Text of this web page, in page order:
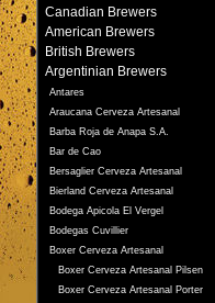
Canadian Brewers
American Brewers
British Brewers
Argentinian Brewers
Antares
Araucana Cerveza Artesanal
Barba Roja de Anapa S.A.
Bar de Cao
Bersaglier Cerveza Artesanal
Bierland Cerveza Artesanal
Bodega Apicola El Vergel
Bodegas Cuvillier
Boxer Cerveza Artesanal
Boxer Cerveza Artesanal Pilsen
Boxer Cerveza Artesanal Porter